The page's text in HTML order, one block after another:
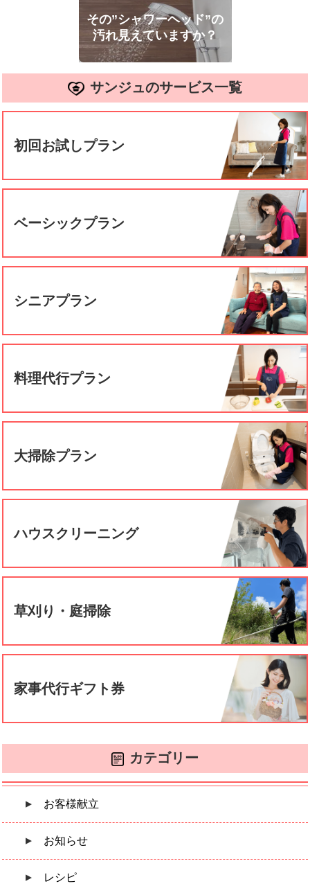
その”シャワーヘッド”の
汚れ見えていますか？
サンジュのサービス一覧
初回お試しプラン
ベーシックプラン
シニアプラン
料理代行プラン
大掃除プラン
ハウスクリーニング
草刈り・庭掃除
家事代行ギフト券
カテゴリー
お客様献立
お知らせ
レシピ